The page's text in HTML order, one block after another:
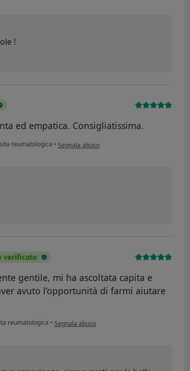
!
ed empatica. Consigliatissima.
reumatologica • secondo l'opinione dell'utente A.D
Segnala abuso
verificato
gentile, mi ha ascoltata capita e
avuto l’opportunità di farmi aiutare
reumatologica • secondo l'opinione dell'utente Sara imparato
Segnala abuso